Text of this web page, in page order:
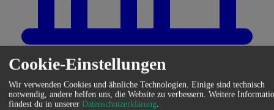
Cookie-Einstellungen
Wir verwenden Cookies und ähnliche Technologien. Einige sind technisch
notwendig, andere helfen uns, die Website zu verbessern. Weitere
findest du in unserer Datenschutzerklärung.